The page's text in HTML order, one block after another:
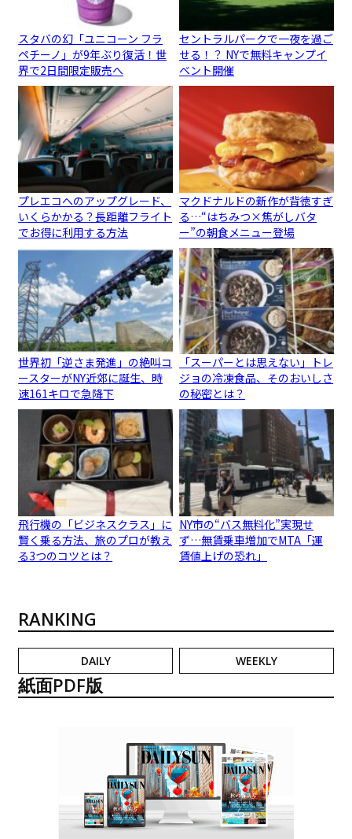
スタバの幻「ユニコーン フラ
ペチーノ」が9年ぶり復活！世
界で2日間限定販売へ
セントラルパークで一夜を過ご
せる！？ NYで無料キャンプイ
ベント開催
プレエコへのアップグレード、
いくらかかる？長距離フライト
でお得に利用する方法
マクドナルドの新作が背徳すぎ
る…“はちみつ×焦がしバタ
ー”の朝食メニュー登場
世界初「逆さま発進」の絶叫コ
ースターがNY近郊に誕生、時
速161キロで急降下
「スーパーとは思えない」トレ
ジョの冷凍食品、そのおいしさ
の秘密とは？
飛行機の「ビジネスクラス」に
賢く乗る方法、旅のプロが教え
る3つのコツとは？
NY市の“バス無料化”実現せ
ず…無賃乗車増加でMTA「運
賃値上げの恐れ」
RANKING
DAILY WEEKLY
紙面PDF版